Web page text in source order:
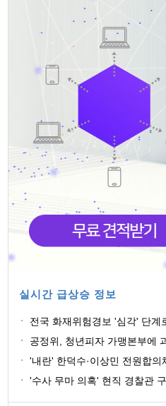
실시간 급상승 정보
전국 화재위험경보 '심각' 단계
공정위, 청년피자 가맹본부에
'내란' 한덕수·이상민 전원합의
'수사 무마 의혹' 현직 경찰관